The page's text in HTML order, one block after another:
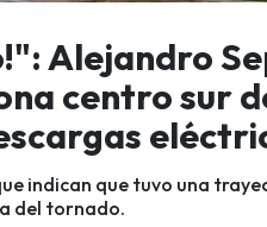
Alejandro
centro sur
indican que tuvo una
del tornado.